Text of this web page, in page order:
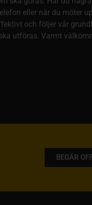
eller när du möter
och följer vår
utföras. Varmt
BEGÄR